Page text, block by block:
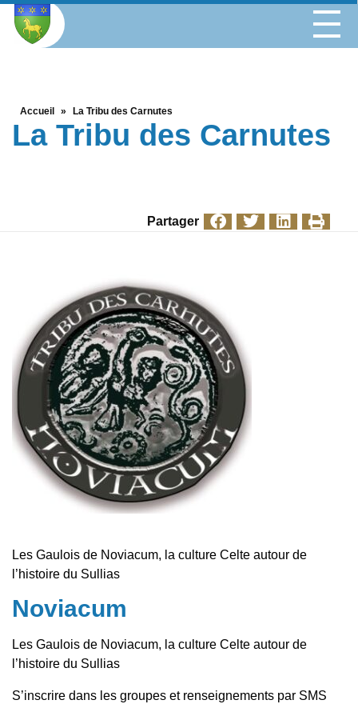
Accueil » La Tribu des Carnutes
La Tribu des Carnutes
Partager
Les Gaulois de Noviacum, la culture Celte autour de
l’histoire du Sullias
Noviacum
Les Gaulois de Noviacum, la culture Celte autour de
l’histoire du Sullias
S’inscrire dans les groupes et renseignements par SMS